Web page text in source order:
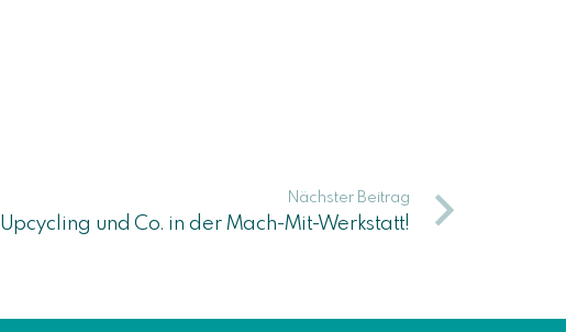
Nächster Beitrag
Upcycling und Co. in der Mach-Mit-Werkstatt!